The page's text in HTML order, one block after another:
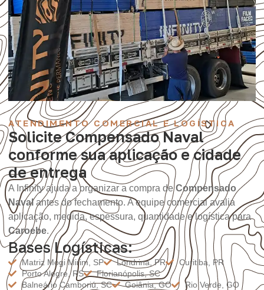
ATENDIMENTO COMERCIAL E LOGÍSTICA
Solicite Compensado Naval
conforme sua aplicação e cidade
de entrega
A Infinity ajuda a organizar a compra deCompensado
Navalantes do fechamento. A equipe comercial avalia
aplicação, medida, espessura, quantidade e logística para
Caroebe.
Bases Logísticas:
Matriz Mogi Mirim, SP Londrina, PR
Curitiba, PR
Porto Alegre, RS
Florianópolis, SC
Balneário Camboriú, SC
Goiânia, GO
Rio Verde, GO